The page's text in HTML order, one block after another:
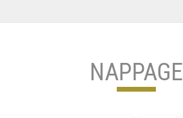
NAPPAGE